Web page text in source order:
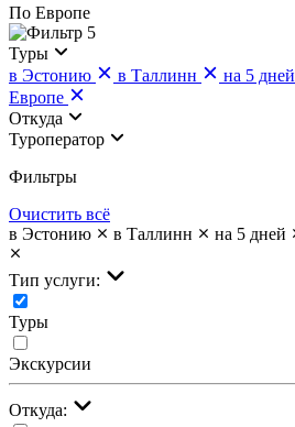
По Европе
5
Туры
в Эстонию
в Таллинн на 5 дней
Европе
Откуда
Туроператор
Фильтры
Очистить всё
в Эстонию
в Таллинн на 5 дней
Тип услуги:
Туры
Экскурсии
Откуда: